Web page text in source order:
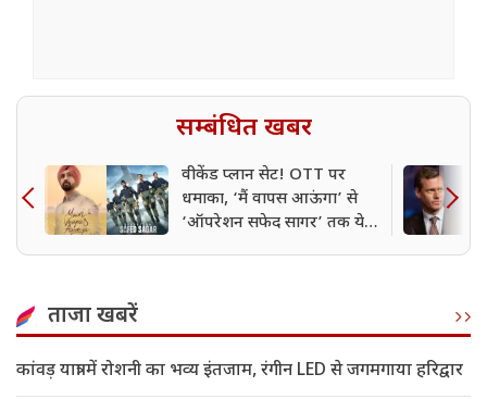
सम्बंधित खबर
वीकेंड प्लान सेट! OTT पर
धमाका, ‘मैं वापस आऊंगा’ से
‘ऑपरेशन सफेद सागर’ तक ये
ताजा खबरें
कांवड़ यात्रा में रोशनी का भव्य इंतजाम, रंगीन LED से जगमगाया हरिद्वार